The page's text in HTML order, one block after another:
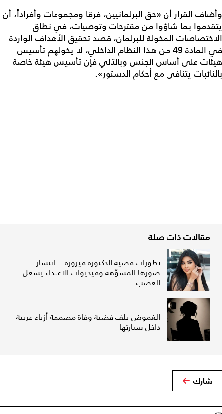
وأضاف القرار أن «حق البرلمانيين، فرقا ومجموعات وأفراداً، أن
يتقدموا بما شاؤوا من مقترحات وتوصيات، في نطاق
الاختصاصات المخولة للبرلمان، قصد تحقيق الأهداف الواردة
في المادة 49 من هذا النظام الداخلي، لا يخولهم تأسيس
هيئات على أساس الجنس وبالتالي فإن تأسيس هيئة خاصة
بالنائبات يتنافى مع أحكام الدستور».
مقالات ذات صلة
تطورات قضية الدكتورة فيروزة... انتشار
صورها المشوّهة وفيديوات الاعتداء يشعل
الغضب
الغموض يلف قضية وفاة مصممة أزياء عربية
داخل سيارتها
شارك